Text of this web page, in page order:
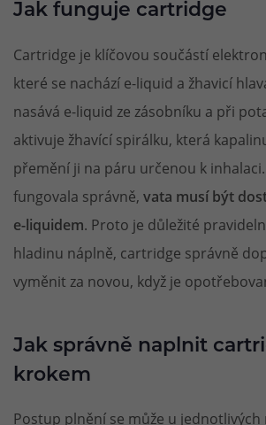
Jak funguje cartridge
Cartridge je klíčovou součástí
které se nachází e-liquid a žhavicí
nasává e-liquid ze zásobníku a při
aktivuje žhavící spirálku, která
přemění ji na páru určenou k
fungovala správně, vata musí být
e-liquidem. Proto je důležité
hladinu náplně, cartridge správně
vyměnit za novou, když je
Jak správně naplnit
krokem
Postup plnění se může u